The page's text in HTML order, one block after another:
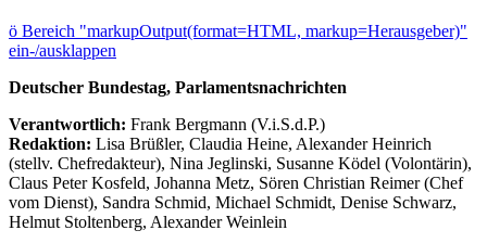
ö Bereich "markupOutput(format=HTML, markup=Herausgeber)"
ein-/ausklappen
Deutscher Bundestag, Parlamentsnachrichten
Verantwortlich: Frank Bergmann (V.i.S.d.P.)
Redaktion: Lisa Brüßler, Claudia Heine, Alexander Heinrich
(stellv. Chefredakteur), Nina Jeglinski, Susanne Ködel (Volontärin),
Claus Peter Kosfeld, Johanna Metz, Sören Christian Reimer (Chef
vom Dienst), Sandra Schmid, Michael Schmidt, Denise Schwarz,
Helmut Stoltenberg, Alexander Weinlein